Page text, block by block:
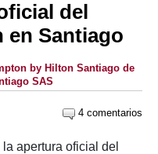
del
en Santiago
by Hilton Santiago de
SAS
4 comentarios
apertura oficial del